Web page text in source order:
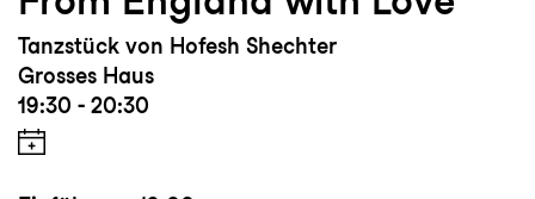
Tanzstück von Hofesh Shechter
Grosses Haus
19:30 - 20:30